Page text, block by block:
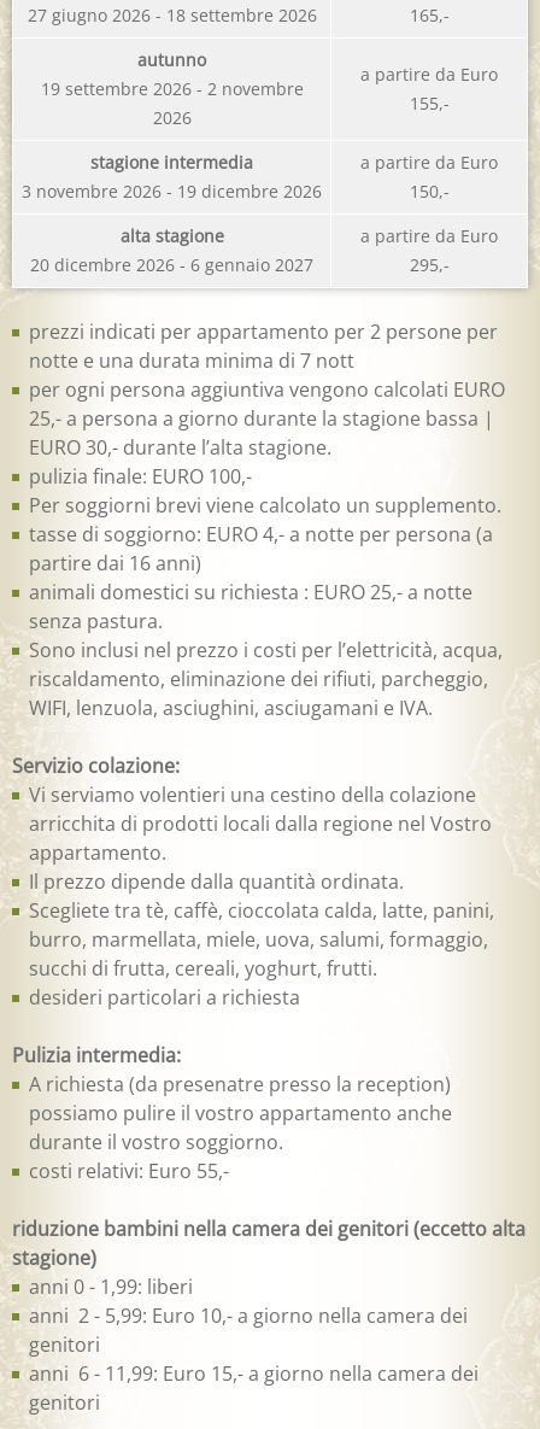
27 giugno 2026 - 18 settembre 2026
165,-
autunno
19 settembre 2026 - 2 novembre
2026
a partire da Euro
155,-
stagione intermedia
3 novembre 2026 - 19 dicembre 2026
a partire da Euro
150,-
alta stagione
20 dicembre 2026 - 6 gennaio 2027
a partire da Euro
295,-
prezzi indicati per appartamento per 2 persone per
notte e una durata minima di 7 nott
per ogni persona aggiuntiva vengono calcolati EURO
25,- a persona a giorno durante la stagione bassa |
EURO 30,- durante l’alta stagione.
pulizia finale: EURO 100,-
Per soggiorni brevi viene calcolato un supplemento.
tasse di soggiorno: EURO 4,- a notte per persona (a
partire dai 16 anni)
animali domestici su richiesta : EURO 25,- a notte
senza pastura.
Sono inclusi nel prezzo i costi per l’elettricità, acqua,
riscaldamento, eliminazione dei rifiuti, parcheggio,
WIFI, lenzuola, asciughini, asciugamani e IVA.
Servizio colazione:
Vi serviamo volentieri una cestino della colazione
arricchita di prodotti locali dalla regione nel Vostro
appartamento.
Il prezzo dipende dalla quantità ordinata.
Scegliete tra tè, caffè, cioccolata calda, latte, panini,
burro, marmellata, miele, uova, salumi, formaggio,
succhi di frutta, cereali, yoghurt, frutti.
desideri particolari a richiesta
Pulizia intermedia:
A richiesta (da presenatre presso la reception)
possiamo pulire il vostro appartamento anche
durante il vostro soggiorno.
costi relativi: Euro 55,-
riduzione bambini nella camera dei genitori (eccetto alta
stagione)
anni 0 - 1,99: liberi
anni 2 - 5,99: Euro 10,- a giorno nella camera dei
genitori
anni 6 - 11,99: Euro 15,- a giorno nella camera dei
genitori